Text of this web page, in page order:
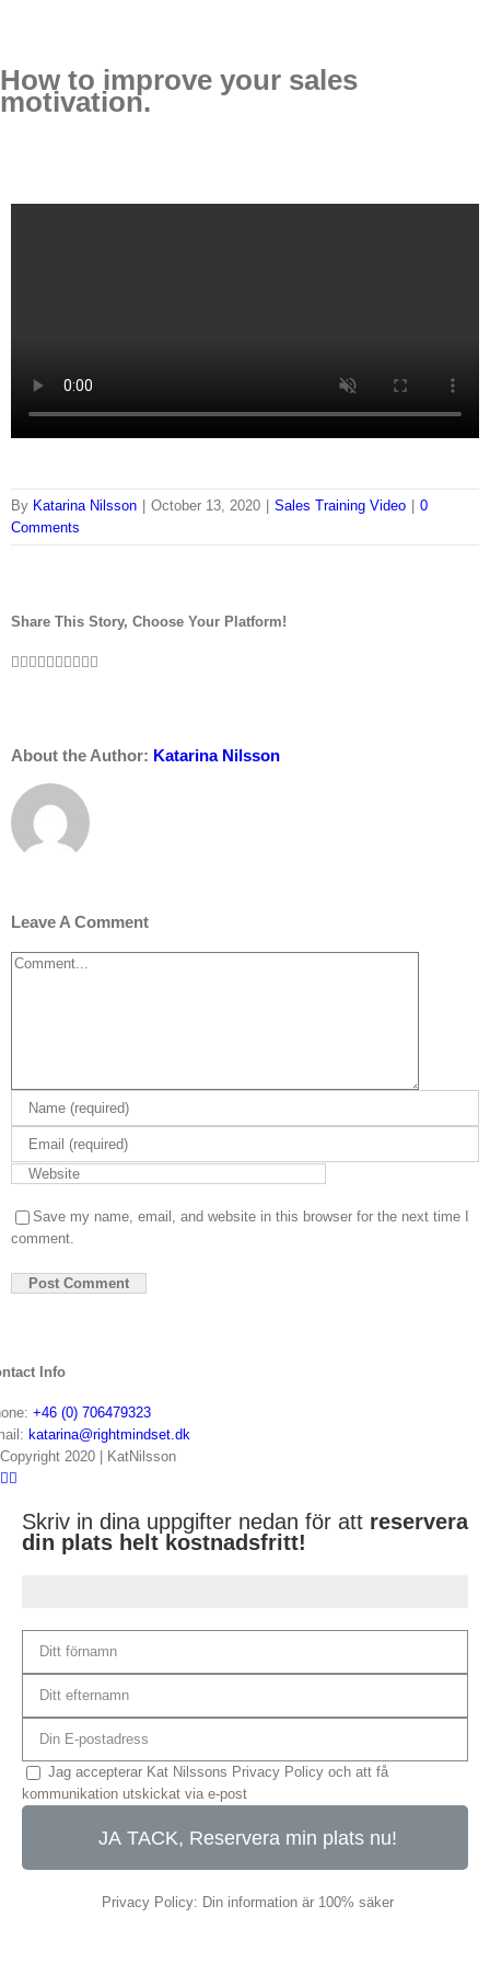
How to improve your sales
motivation.
By Katarina Nilsson October 13, 2020 Sales Training Video
0
Comments
Share This Story, Choose Your Platform!
About the Author: Katarina Nilsson
Leave A Comment
Save my name, email, and website in this browser for the next time I
comment.
Info
+46 (0) 706479323
katarina@rightmindset.dk
Copyright 2020 | KatNilsson
Skriv in dina uppgifter nedan för att reservera
din plats helt kostnadsfritt!
Jag accepterar Kat Nilssons Privacy Policy och att få
kommunikation utskickat via e-post
JA TACK, Reservera min plats nu!
Privacy Policy: Din information är 100% säker